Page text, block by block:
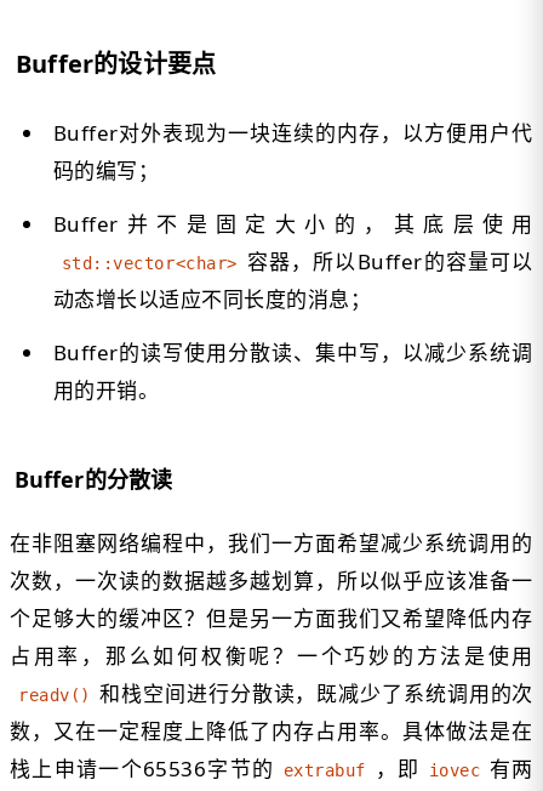
Buffer的设计要点
Buffer对外表现为一块连续的内存，以方便用户代
码的编写；
Buffer并不是固定大小的，其底层使用
std::vector<char> 容器，所以Buffer的容量可以
动态增长以适应不同长度的消息；
Buffer的读写使用分散读、集中写，以减少系统调
用的开销。
Buffer的分散读
在非阻塞网络编程中，我们一方面希望减少系统调用的
次数，一次读的数据越多越划算，所以似乎应该准备一
个足够大的缓冲区？但是另一方面我们又希望降低内存
占用率，那么如何权衡呢？一个巧妙的方法是使用
readv()
和栈空间进行分散读，既减少了系统调用的次
数，又在一定程度上降低了内存占用率。具体做法是在
栈上申请一个65536字节的
extrabuf ，即 iovec 有两